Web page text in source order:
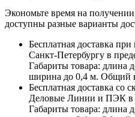
Экономьте время на
доступны разные варианты
Бесплатная доставка
Санкт-Петербургу в
Габариты товара: длина
ширина до 0,4 м. Общий
Бесплатная доставка со
Деловые Линии и ПЭК в
Габариты товара: длина